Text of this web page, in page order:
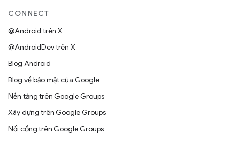
CONNECT
@Android trên X
@AndroidDev trên X
Blog Android
Blog về bảo mật của Google
Nền tảng trên Google Groups
Xây dựng trên Google Groups
Nối cổng trên Google Groups